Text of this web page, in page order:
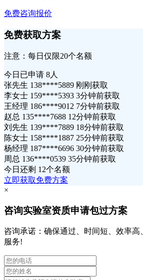
免费咨询报价
免费获取方案
注意：每日仅限20个名额
今日已申请 8人
张先生 138****5889 刚刚获取
李女士 159****5393 3分钟前获取
王经理 186****9012 7分钟前获取
赵总 135****7688 12分钟前获取
刘先生 139****7889 18分钟前获取
陈女士 158****1887 25分钟前获取
杨经理 187****6696 30分钟前获取
周总 136****0539 35分钟前获取
今日还剩 12个名额
立即获取免费方案
×
咨询实验室资质申请包过方案
咨询承诺：确保通过、时间短、效率
服务!